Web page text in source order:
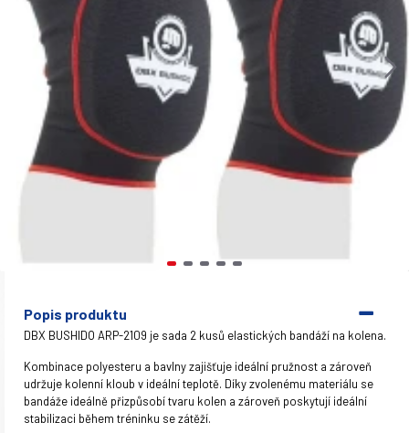
Popis produktu
DBX BUSHIDO ARP-2109 je sada 2 kusů elastických bandáží na kolena.
Kombinace polyesteru a bavlny zajišťuje ideální pružnost a zároveň
udržuje kolenní kloub v ideální teplotě. Díky zvolenému materiálu se
bandáže ideálně přizpůsobí tvaru kolen a zároveň poskytují ideální
stabilizaci během tréninku se zátěží.